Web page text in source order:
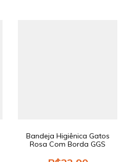
Bandeja Higiênica Gatos
Rosa Com Borda GGS